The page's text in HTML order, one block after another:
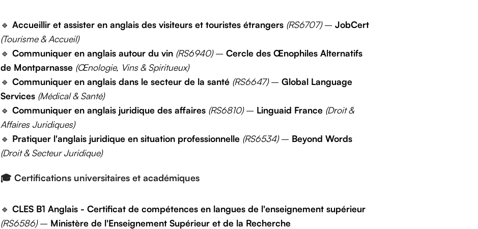
🔹 Accueillir et assister en anglais des visiteurs et touristes étrangers (RS6707)– JobCert
(Tourisme & Accueil)
🔹 Communiquer en anglais autour du vin (RS6940)– Cercle des Œnophiles Alternatifs
de Montparnasse (Œnologie, Vins & Spiritueux)
🔹 Communiquer en anglais dans le secteur de la santé (RS6647)– Global Language
Services (Médical & Santé)
🔹 Communiquer en anglais juridique des affaires (RS6810)– Linguaid France (Droit &
Affaires Juridiques)
🔹 Pratiquer l'anglais juridique en situation professionnelle (RS6534)– Beyond Words
(Droit & Secteur Juridique)
🎓 Certifications universitaires et académiques
🔹 CLES B1 Anglais - Certificat de compétences en langues de l'enseignement supérieur
(RS6586)– Ministère de l'Enseignement Supérieur et de la Recherche